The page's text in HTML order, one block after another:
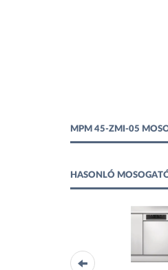
MPM 45-ZMI-05
HASONLÓ